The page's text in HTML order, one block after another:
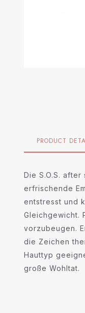
PRODUCT
Die S.O.S.
erfrischende
entstresst und
Gleichgewicht.
vorzubeugen.
die Zeichen
Hauttyp
große Wohltat.